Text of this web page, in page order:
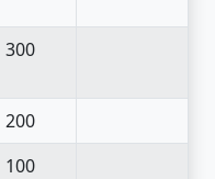
300
200
100